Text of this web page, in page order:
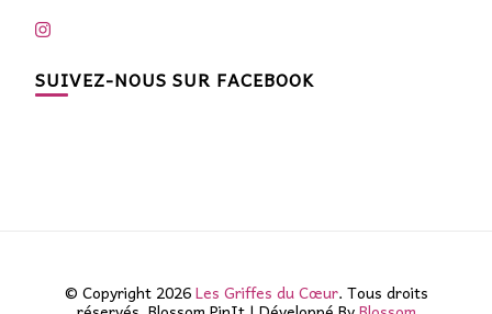
SUIVEZ-NOUS SUR FACEBOOK
© Copyright 2026Les Griffes du Cœur. Tous droits